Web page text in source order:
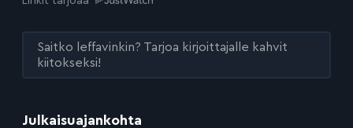
Julkaisuajankohta
Saitko leffavinkin? Tarjoa kirjoittajalle kahvit
kiitokseksi!